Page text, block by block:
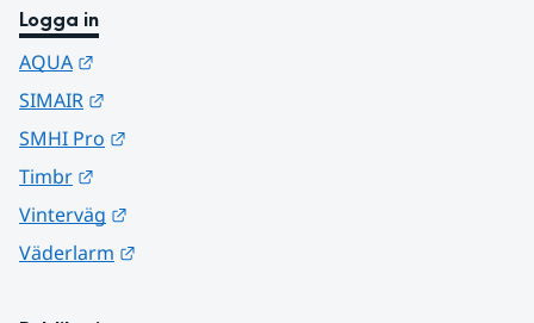
Logga in
AQUA
SIMAIR
SMHI Pro
Timbr
Vinterväg
Väderlarm